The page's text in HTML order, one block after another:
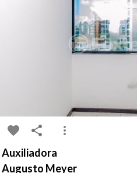
Auxiliadora
Augusto Meyer